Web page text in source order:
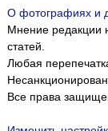
О фотографиях и
Мнение редакции
статей.
Любая
Все права